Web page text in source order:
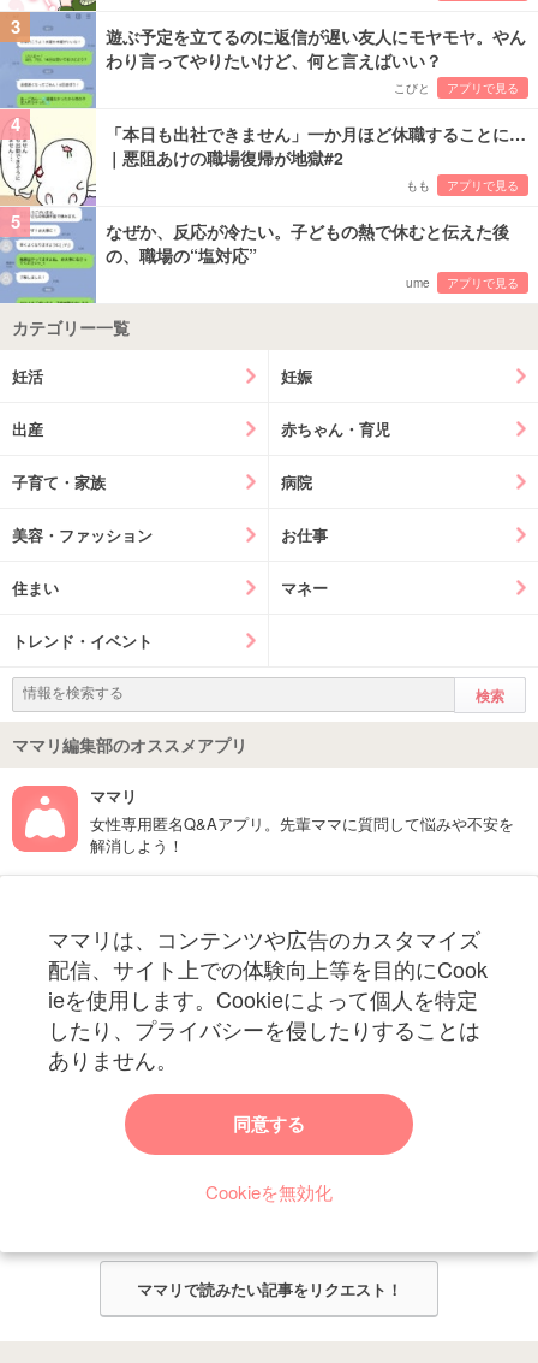
3
遊ぶ予定を立てるのに返信が遅い友人にモヤモヤ。やん
わり言ってやりたいけど、何と言えばいい？
こびと アプリで見る
4
「本日も出社できません」一か月ほど休職することに…
｜悪阻あけの職場復帰が地獄#2
もも アプリで見る
5
なぜか、反応が冷たい。子どもの熱で休むと伝えた後
の、職場の“塩対応”
ume アプリで見る
カテゴリー一覧
妊活 妊娠
出産 赤ちゃん・育児
子育て・家族 病院
美容・ファッション お仕事
住まい マネー
トレンド・イベント
ママリ編集部のオススメアプリ
ママリ
女性専用匿名Q&Aアプリ。先輩ママに質問して悩みや不安を
解消しよう！
ママリは、コンテンツや広告のカスタマイズ
配信、サイト上での体験向上等を目的にCook
ieを使用します。Cookieによって個人を特定
したり、プライバシーを侵したりすることは
ありません。
同意する
Cookieを無効化
妊娠〜子育て中のお役立ち情報を配信中
ママリからのお知らせ
今ママリで読みたい記事は何ですか？
ママリ編集部がみなさんのご意見をもとに記事を作成させていただきま
ママリで読みたい記事をリクエスト！